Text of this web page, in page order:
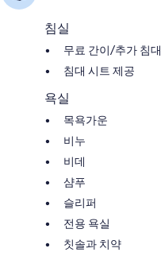
침실
무료 간이/추가 침대
침대 시트 제공
욕실
목욕가운
비누
비데
샴푸
슬리퍼
전용 욕실
칫솔과 치약